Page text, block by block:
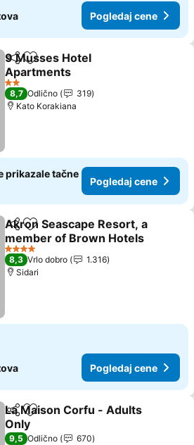
Pogledaj cene
Deli Dodati u favorite
9 Musses Hotel
Apartments
2 Zvezdice
8,7 Odlično
319
Kato Korakiana
prikazale tačne
Pogledaj cene
Deli Dodati u favorite
Akron Seascape Resort, a
member of Brown Hotels
4 Zvezdice
8,3 Vrlo dobro
1.316
Sidari
Pogledaj cene
Deli Dodati u favorite
La Maison Corfu - Adults
Only
9,5 Odlično
670